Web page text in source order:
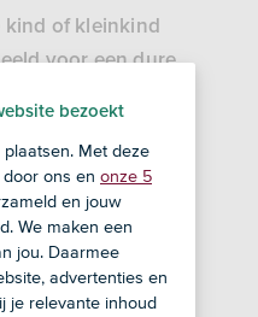
kind of kleinkind
voor een dure
als ouder of
schenken.
zijn om je kind of
in de rug te geven.
je als ouder of
bezoekt
Met deze
ons en onze 5
en jouw
We maken een
jou. Daarmee
advertenties en
je relevante inhoud